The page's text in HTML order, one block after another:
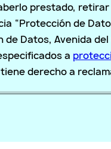
prestado,
“Protección de
de Datos, Avenida
a
tiene derecho a